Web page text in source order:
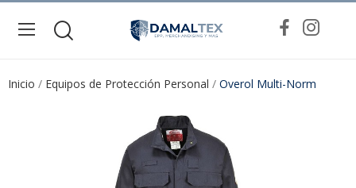
Inicio Equipos de Protección Personal Overol Multi-Norm